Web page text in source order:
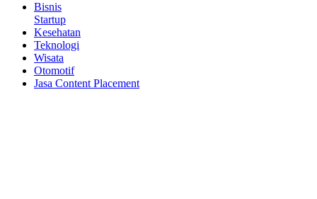
Bisnis
Startup
Kesehatan
Teknologi
Wisata
Otomotif
Jasa Content Placement